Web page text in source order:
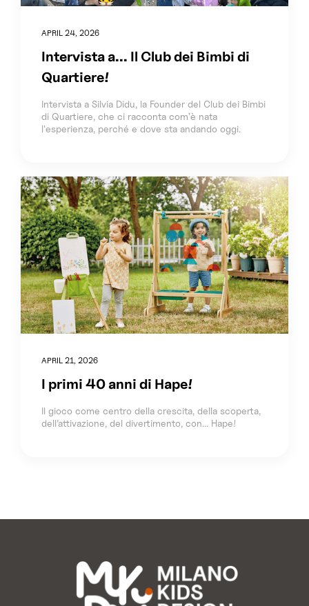
APRIL 24, 2026
Intervista a... Il Club dei Bimbi di
Quartiere!
Intervista a Silvia Didu, la Founder del Club dei Bimbi
di Quartiere, che ci racconta com'è nata
l'esperienza, perché e dove sta andando oggi.
APRIL 21, 2026
I primi 40 anni di Hape!
Il gioco come centro della crescita, della scoperta,
dell’attivazione, del divertimento, con... Hape!